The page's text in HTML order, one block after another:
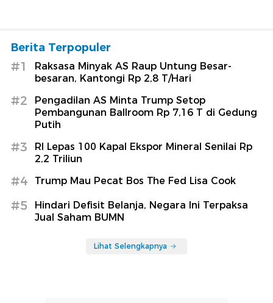
Berita Terpopuler
#1
Raksasa Minyak AS Raup Untung Besar-
besaran, Kantongi Rp 2,8 T/Hari
#2
Pengadilan AS Minta Trump Setop
Pembangunan Ballroom Rp 7,16 T di Gedung
Putih
#3
RI Lepas 100 Kapal Ekspor Mineral Senilai Rp
2,2 Triliun
#4 Trump Mau Pecat Bos The Fed Lisa Cook
#5
Hindari Defisit Belanja, Negara Ini Terpaksa
Jual Saham BUMN
Lihat Selengkapnya